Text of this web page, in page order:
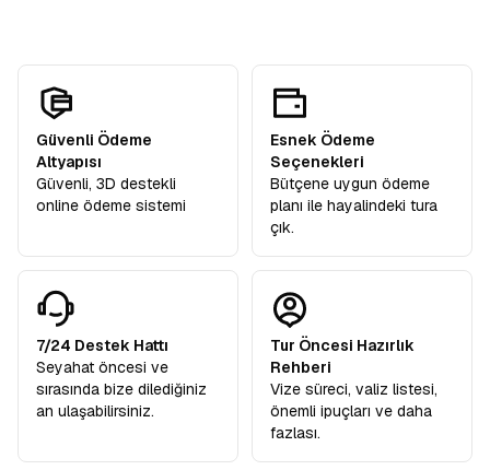
Güvenli Ödeme
Altyapısı
Güvenli, 3D destekli
online ödeme sistemi
Esnek Ödeme
Seçenekleri
Bütçene uygun ödeme
planı ile hayalindeki tura
çık.
7/24 Destek Hattı
Seyahat öncesi ve
sırasında bize dilediğiniz
an ulaşabilirsiniz.
Tur Öncesi Hazırlık
Rehberi
Vize süreci, valiz listesi,
önemli ipuçları ve daha
fazlası.